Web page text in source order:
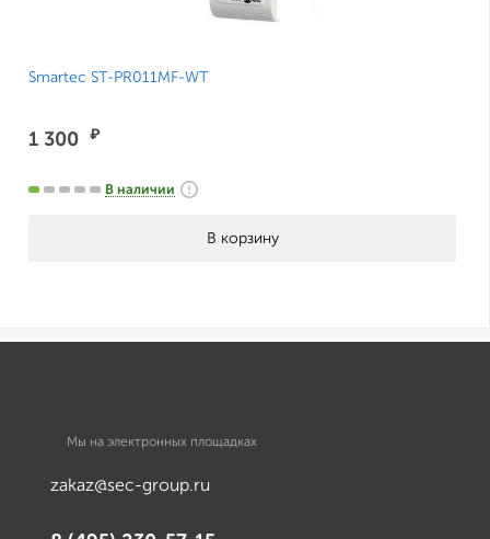
Smartec ST-PR011MF-WT
1 300 ₽
В наличии
Мы на электронных площадках
zakaz@sec-group.ru